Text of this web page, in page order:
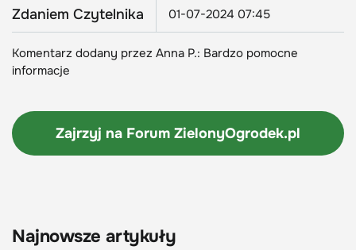
Zdaniem Czytelnika 01-07-2024 07:45
Komentarz dodany przez Anna P.: Bardzo pomocne
informacje
Zajrzyj na Forum ZielonyOgrodek.pl
Najnowsze artykuły